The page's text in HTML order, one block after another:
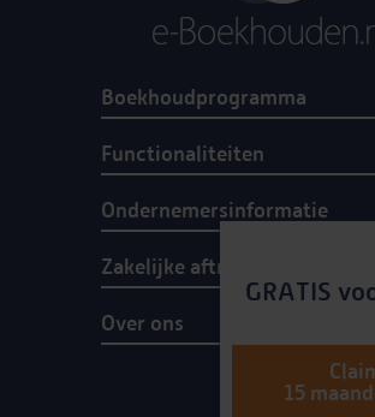
Boekhoudprogramma
Functionaliteiten
Ondernemersinformatie
Zakelijke aftrekposten
Over ons
GRATIS
15